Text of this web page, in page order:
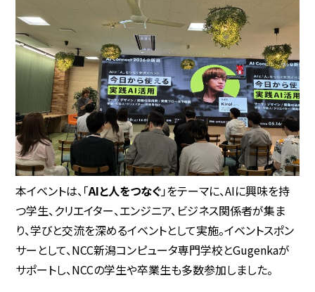
本イベントは、「AIと人をつなぐ」をテーマに、AIに興味を持
つ学生、クリエイター、エンジニア、ビジネス関係者が集ま
り、学びと交流を深めるイベントとして実施。イベントスポン
サーとして、NCC新潟コンピュータ専門学校とGugenkaが
サポートし、NCCの学生や卒業生も多数参加しました。